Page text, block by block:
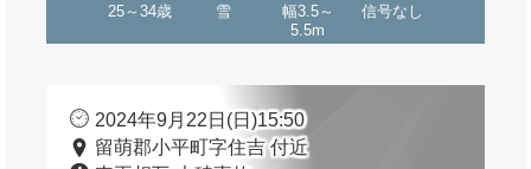
25～34歳 雪
幅3.5～
5.5m
信号なし
2024年9月22日(日)15:50
留萌郡小平町字住吉 付近